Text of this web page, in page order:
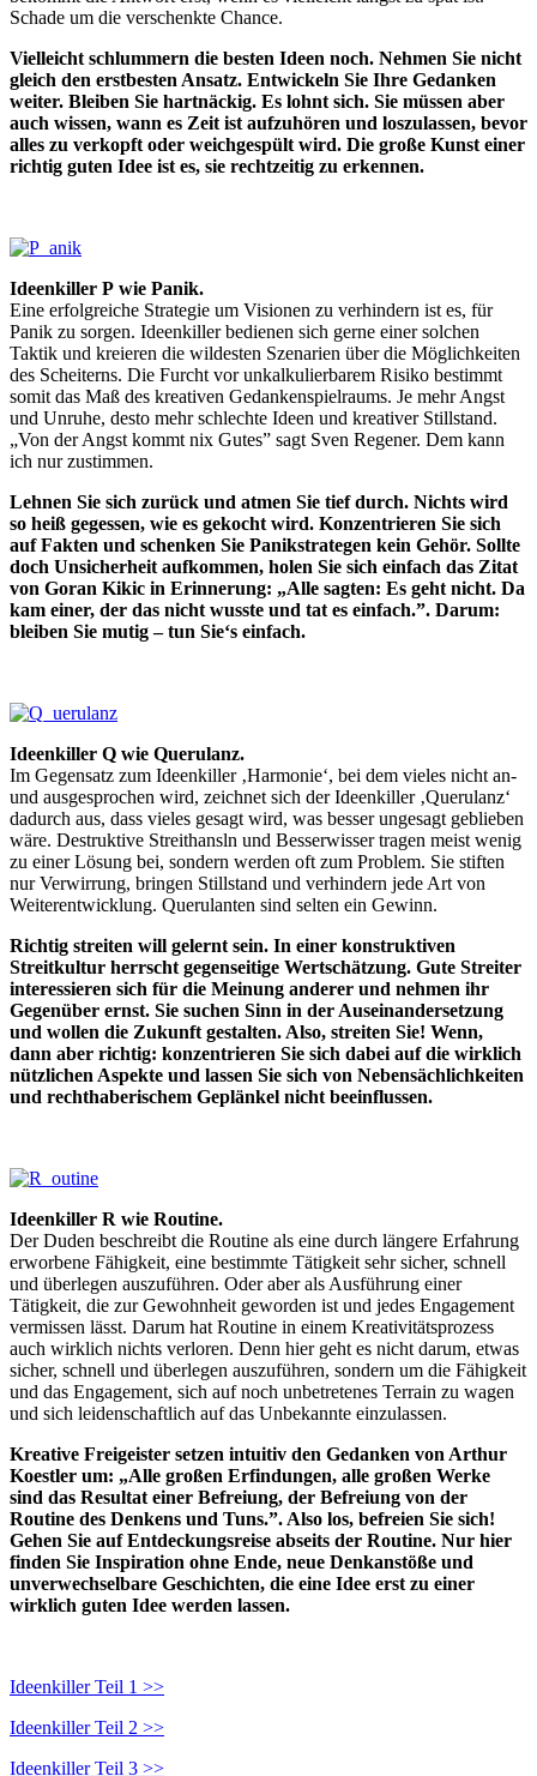
Schade um die verschenkte Chance.
Vielleicht schlummern die besten Ideen noch. Nehmen Sie nicht
gleich den erstbesten Ansatz. Entwickeln Sie Ihre Gedanken
weiter. Bleiben Sie hartnäckig. Es lohnt sich. Sie müssen aber
auch wissen, wann es Zeit ist aufzuhören und loszulassen, bevor
alles zu verkopft oder weichgespült wird. Die große Kunst einer
richtig guten Idee ist es, sie rechtzeitig zu erkennen.
Ideenkiller P wie Panik.
Eine erfolgreiche Strategie um Visionen zu verhindern ist es, für
Panik zu sorgen. Ideenkiller bedienen sich gerne einer solchen
Taktik und kreieren die wildesten Szenarien über die Möglichkeiten
des Scheiterns. Die Furcht vor unkalkulierbarem Risiko bestimmt
somit das Maß des kreativen Gedankenspielraums. Je mehr Angst
und Unruhe, desto mehr schlechte Ideen und kreativer Stillstand.
„Von der Angst kommt nix Gutes” sagt Sven Regener. Dem kann
ich nur zustimmen.
Lehnen Sie sich zurück und atmen Sie tief durch. Nichts wird
so heiß gegessen, wie es gekocht wird. Konzentrieren Sie sich
auf Fakten und schenken Sie Panikstrategen kein Gehör. Sollte
doch Unsicherheit aufkommen, holen Sie sich einfach das Zitat
von Goran Kikic in Erinnerung: „Alle sagten: Es geht nicht. Da
kam einer, der das nicht wusste und tat es einfach.”. Darum:
bleiben Sie mutig – tun Sie‘s einfach.
Ideenkiller Q wie Querulanz.
Im Gegensatz zum Ideenkiller ‚Harmonie‘, bei dem vieles nicht an-
und ausgesprochen wird, zeichnet sich der Ideenkiller ‚Querulanz‘
dadurch aus, dass vieles gesagt wird, was besser ungesagt geblieben
wäre. Destruktive Streithansln und Besserwisser tragen meist wenig
zu einer Lösung bei, sondern werden oft zum Problem. Sie stiften
nur Verwirrung, bringen Stillstand und verhindern jede Art von
Weiterentwicklung. Querulanten sind selten ein Gewinn.
Richtig streiten will gelernt sein. In einer konstruktiven
Streitkultur herrscht gegenseitige Wertschätzung. Gute Streiter
interessieren sich für die Meinung anderer und nehmen ihr
Gegenüber ernst. Sie suchen Sinn in der Auseinandersetzung
und wollen die Zukunft gestalten. Also, streiten Sie! Wenn,
dann aber richtig: konzentrieren Sie sich dabei auf die wirklich
nützlichen Aspekte und lassen Sie sich von Nebensächlichkeiten
und rechthaberischem Geplänkel nicht beeinflussen.
Ideenkiller R wie Routine.
Der Duden beschreibt die Routine als eine durch längere Erfahrung
erworbene Fähigkeit, eine bestimmte Tätigkeit sehr sicher, schnell
und überlegen auszuführen. Oder aber als Ausführung einer
Tätigkeit, die zur Gewohnheit geworden ist und jedes Engagement
vermissen lässt. Darum hat Routine in einem Kreativitätsprozess
auch wirklich nichts verloren. Denn hier geht es nicht darum, etwas
sicher, schnell und überlegen auszuführen, sondern um die Fähigkeit
und das Engagement, sich auf noch unbetretenes Terrain zu wagen
und sich leidenschaftlich auf das Unbekannte einzulassen.
Kreative Freigeister setzen intuitiv den Gedanken von Arthur
Koestler um: „Alle großen Erfindungen, alle großen Werke
sind das Resultat einer Befreiung, der Befreiung von der
Routine des Denkens und Tuns.”. Also los, befreien Sie sich!
Gehen Sie auf Entdeckungsreise abseits der Routine. Nur hier
finden Sie Inspiration ohne Ende, neue Denkanstöße und
unverwechselbare Geschichten, die eine Idee erst zu einer
wirklich guten Idee werden lassen.
Ideenkiller Teil 1 >>
Ideenkiller Teil 2 >>
Ideenkiller Teil 3 >>